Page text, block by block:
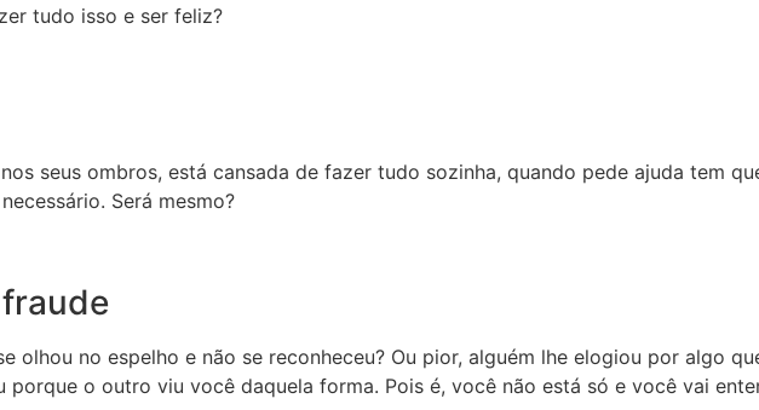
tudo isso e ser feliz?
seus ombros, está cansada de fazer tudo sozinha, quando pede ajuda tem
Será mesmo?
olhou no espelho e não se reconheceu? Ou pior, alguém lhe elogiou por algo
porque o outro viu você daquela forma. Pois é, você não está só e você vai